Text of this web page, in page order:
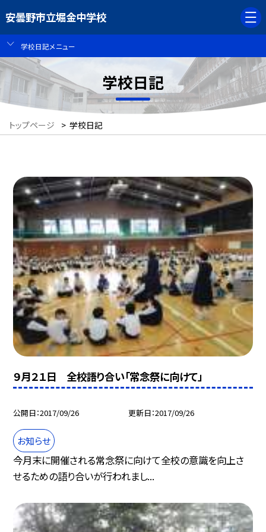
安曇野市立堀金中学校
学校日記メニュー
学校日記
トップページ > 学校日記
９月２１日 全校語り合い「常念祭に向けて」
公開日 2017/09/26 更新日 2017/09/26
お知らせ
今月末に開催される常念祭に向けて全校の意識を向上さ
せるための語り合いが行われまし...